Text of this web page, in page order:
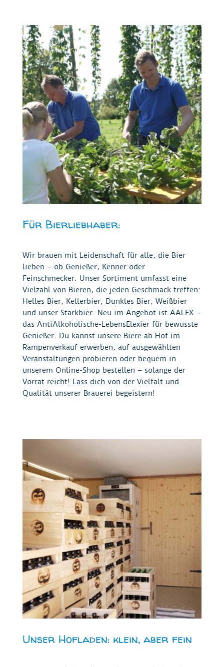
Für Bierliebhaber:
Wir brauen mit Leidenschaft für alle, die Bier
lieben – ob Genießer, Kenner oder
Feinschmecker. Unser Sortiment umfasst eine
Vielzahl von Bieren, die jeden Geschmack treffen:
Helles Bier, Kellerbier, Dunkles Bier, Weißbier
und unser Starkbier. Neu im Angebot ist AALEX –
das AntiAlkoholische-LebensElexier für bewusste
Genießer. Du kannst unsere Biere ab Hof im
Rampenverkauf erwerben, auf ausgewählten
Veranstaltungen probieren oder bequem in
unserem Online-Shop bestellen – solange der
Vorrat reicht! Lass dich von der Vielfalt und
Qualität unserer Brauerei begeistern!
Unser Hofladen: klein, aber fein